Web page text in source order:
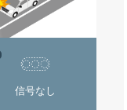
信号なし